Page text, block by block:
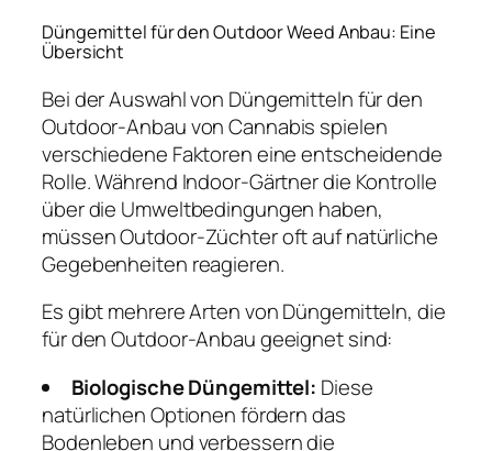
Düngemittel für den Outdoor Weed Anbau: Eine
Übersicht
Bei der Auswahl von Düngemitteln für den
Outdoor-Anbau von Cannabis spielen
verschiedene Faktoren eine entscheidende
Rolle. Während Indoor-Gärtner die Kontrolle
über die Umweltbedingungen haben,
müssen Outdoor-Züchter oft auf natürliche
Gegebenheiten reagieren.
Es gibt mehrere Arten von Düngemitteln, die
für den Outdoor-Anbau geeignet sind:
Biologische Düngemittel: Diese
natürlichen Optionen fördern das
Bodenleben und verbessern die